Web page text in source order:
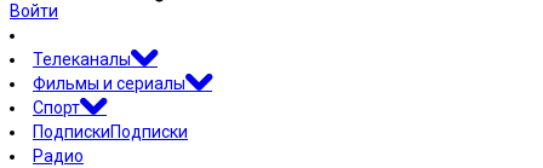
Войти
Телеканалы
Фильмы и сериалы
Спорт
ПодпискиПодписки
Радио